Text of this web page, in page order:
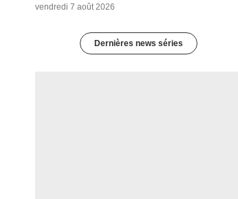
vendredi 7 août 2026
Dernières news séries